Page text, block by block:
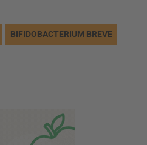
BIFIDOBACTERIUM BREVE